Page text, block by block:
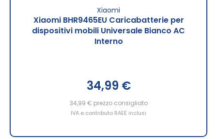
Xiaomi
Xiaomi BHR9465EU Caricabatterie per
dispositivi mobili Universale Bianco AC
Interno
34,99 €
34,99 € prezzo consigliato
IVA e contributo RAEE inclusi